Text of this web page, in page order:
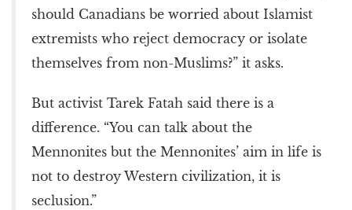
should Canadians be worried about Islamist
extremists who reject democracy or isolate
themselves from non-Muslims?” it asks.
But activist Tarek Fatah said there is a
difference. “You can talk about the
Mennonites but the Mennonites’ aim in life is
not to destroy Western civilization, it is
seclusion.”